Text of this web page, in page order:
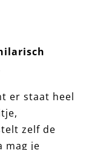
er staat heel
zelf de
mag je